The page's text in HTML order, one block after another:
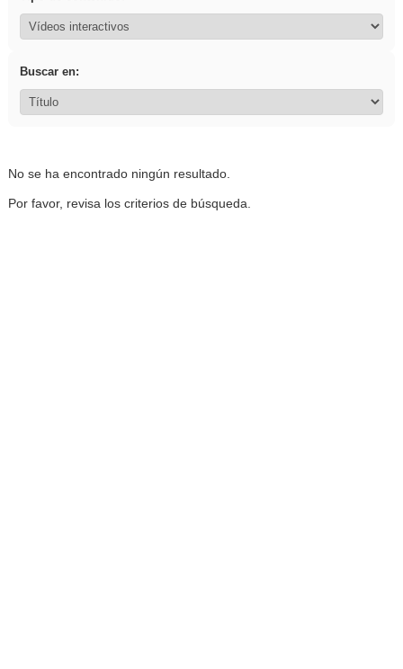
Buscar en:
No se ha encontrado ningún resultado.
Por favor, revisa los criterios de búsqueda.